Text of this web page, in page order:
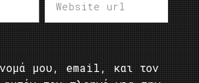
μου, email, και τον